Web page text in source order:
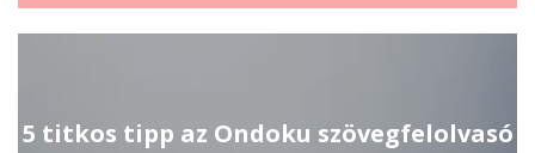
5 titkos tipp az Ondoku szövegfelolvasó